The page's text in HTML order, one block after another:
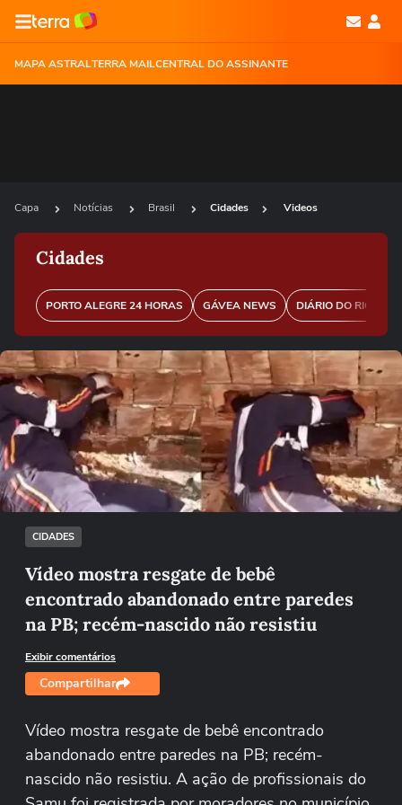
MAPA ASTRALTERRA MAILCENTRAL DO ASSINANTE
Capa Notícias Brasil Cidades Videos
Cidades
PORTO ALEGRE 24 HORAS GÁVEA NEWS DIÁRIO DO RIO
Ops!
Não foi possível reproduzir o vídeo
Tentar novamente
CIDADES
Vídeo mostra resgate de bebê
encontrado abandonado entre paredes
na PB; recém-nascido não resistiu
Exibir comentários
Compartilhar
Vídeo mostra resgate de bebê encontrado
abandonado entre paredes na PB; recém-
nascido não resistiu. A ação de profissionais do